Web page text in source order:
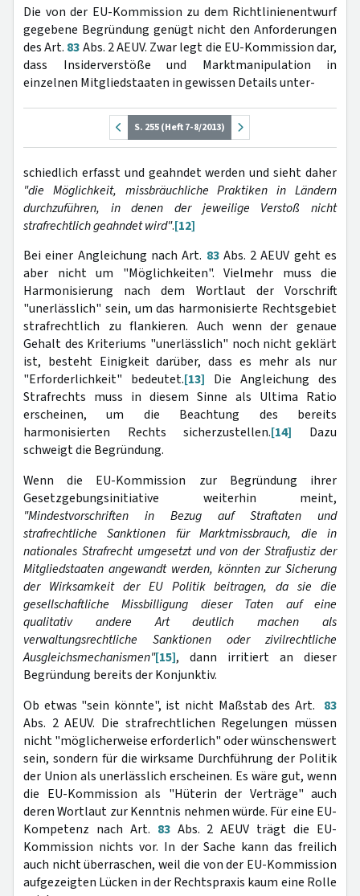
Die von der EU-Kommission zu dem Richtlinienentwurf
gegebene Begründung genügt nicht den Anforderungen
des Art. 83Abs. 2 AEUV. Zwar legt die EU-Kommission dar,
dass Insiderverstöße und Marktmanipulation in
einzelnen Mitgliedstaaten in gewissen Details unter-
S. 255 (Heft 7-8/2013)
schiedlich erfasst und geahndet werden und sieht daher
"die Möglichkeit, missbräuchliche Praktiken in Ländern
durchzuführen, in denen der jeweilige Verstoß nicht
strafrechtlich geahndet wird".[12]
Bei einer Angleichung nach Art. 83Abs. 2 AEUV geht es
aber nicht um "Möglichkeiten". Vielmehr muss die
Harmonisierung nach dem Wortlaut der Vorschrift
"unerlässlich" sein, um das harmonisierte Rechtsgebiet
strafrechtlich zu flankieren. Auch wenn der genaue
Gehalt des Kriteriums "unerlässlich" noch nicht geklärt
ist, besteht Einigkeit darüber, dass es mehr als nur
"Erforderlichkeit" bedeutet.[13] Die Angleichung des
Strafrechts muss in diesem Sinne als Ultima Ratio
erscheinen, um die Beachtung des bereits
harmonisierten Rechts sicherzustellen.[14] Dazu
schweigt die Begründung.
Wenn die EU-Kommission zur Begründung ihrer
Gesetzgebungsinitiative weiterhin meint,
"Mindestvorschriften in Bezug auf Straftaten und
strafrechtliche Sanktionen für Marktmissbrauch, die in
nationales Strafrecht umgesetzt und von der Strafjustiz der
Mitgliedstaaten angewandt werden, könnten zur Sicherung
der Wirksamkeit der EU Politik beitragen, da sie die
gesellschaftliche Missbilligung dieser Taten auf eine
qualitativ andere Art deutlich machen als
verwaltungsrechtliche Sanktionen oder zivilrechtliche
Ausgleichsmechanismen"[15], dann irritiert an dieser
Begründung bereits der Konjunktiv.
Ob etwas "sein könnte", ist nicht Maßstab des Art. 83
Abs. 2 AEUV. Die strafrechtlichen Regelungen müssen
nicht "möglicherweise erforderlich" oder wünschenswert
sein, sondern für die wirksame Durchführung der Politik
der Union als unerlässlich erscheinen. Es wäre gut, wenn
die EU-Kommission als "Hüterin der Verträge" auch
deren Wortlaut zur Kenntnis nehmen würde. Für eine EU-
Kompetenz nach Art. 83Abs. 2 AEUV trägt die EU-
Kommission nichts vor. In der Sache kann das freilich
auch nicht überraschen, weil die von der EU-Kommission
aufgezeigten Lücken in der Rechtspraxis kaum eine Rolle